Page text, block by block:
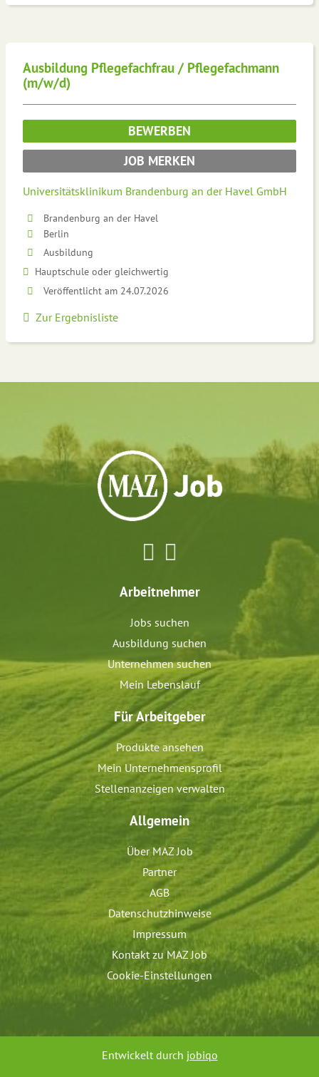
Ausbildung Pflegefachfrau / Pflegefachmann
(m/w/d)
BEWERBEN
JOB MERKEN
Universitätsklinikum Brandenburg an der Havel GmbH
Brandenburg an der Havel
Berlin
Ausbildung
Hauptschule oder gleichwertig
Veröffentlicht am 24.07.2026
Zur Ergebnisliste
Arbeitnehmer
Jobs suchen
Ausbildung suchen
Unternehmen suchen
Mein Lebenslauf
Für Arbeitgeber
Produkte ansehen
Mein Unternehmensprofil
Stellenanzeigen verwalten
Allgemein
Über MAZ Job
Partner
AGB
Datenschutzhinweise
Impressum
Kontakt zu MAZ Job
Cookie-Einstellungen
Entwickelt durch jobiqo